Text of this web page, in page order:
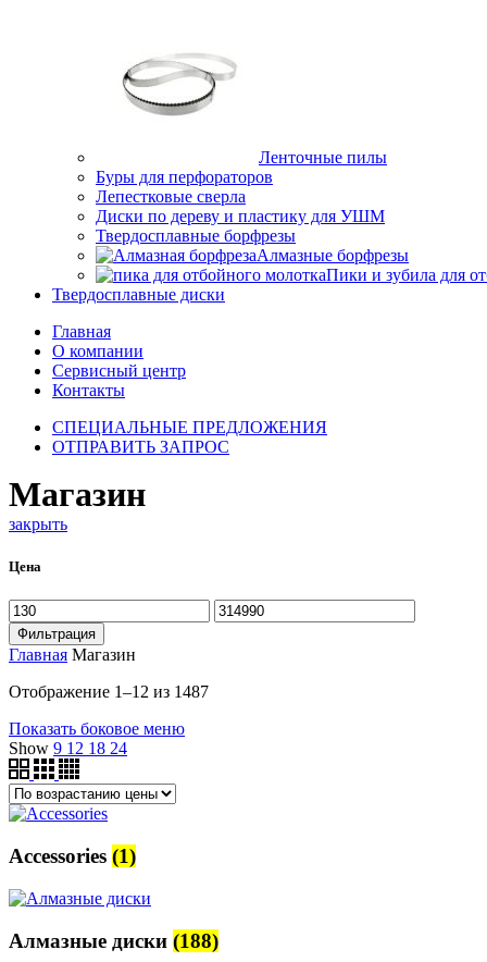
Ленточные пилы
Буры для перфораторов
Лепестковые сверла
Диски по дереву и пластику для УШМ
Твердосплавные борфрезы
Алмазные борфрезы
Пики и зубила для
Твердосплавные диски
Главная
О компании
Сервисный центр
Контакты
СПЕЦИАЛЬНЫЕ ПРЕДЛОЖЕНИЯ
ОТПРАВИТЬ ЗАПРОС
Магазин
закрыть
Цена
Минимальная
цена
Максимальная
цена
Фильтрация
Главная Магазин
Отображение 1–12 из 1487Цены:
Показать боковое меню
Show 9 12 18 24
Accessories (1)
Алмазные диски (188)